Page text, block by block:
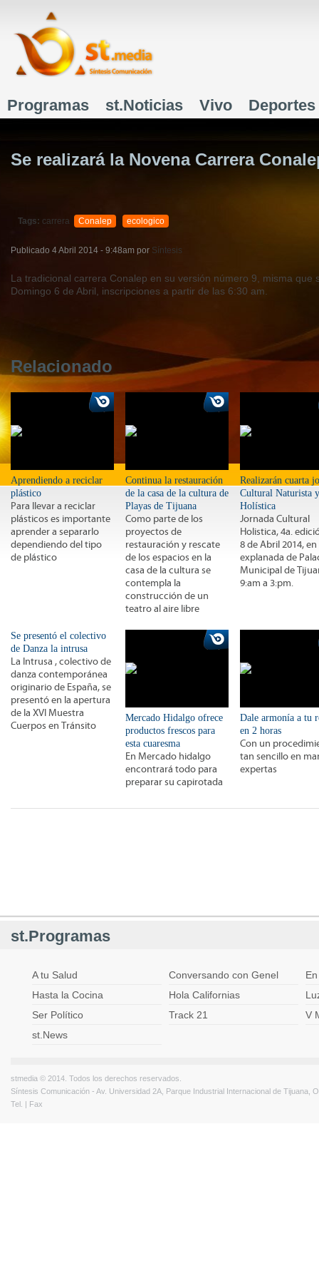
Menú principal
Programas st.Noticias Vivo Deportes
Se realizará la Novena Carrera
Tags: carrera Conalep ecologico
Publicado 4 Abril 2014 - 9:48am por Síntesis
La tradicional carrera Conalep en su versión número 9, misma que
Domingo 6 de Abril, inscripciones a partir de las 6:30 am.
Relacionado
Aprendiendo a reciclar
plástico
Para llevar a reciclar
plásticos es importante
aprender a separarlo
dependiendo del tipo
de plástico
Continua la restauración
de la casa de la cultura de
Playas de Tijuana
Como parte de los
proyectos de
restauración y rescate
de los espacios en la
casa de la cultura se
contempla la
construcción de un
teatro al aire libre
Realizarán cuarta
Cultural Naturista y
Holística
Jornada Cultural
Holistica, 4a.
8 de Abril 2014, en
explanada de
Municipal de
9:am a 3:pm.
Se presentó el colectivo
de Danza la intrusa
La Intrusa , colectivo de
danza contemporánea
originario de España, se
presentó en la apertura
de la XVI Muestra
Cuerpos en Tránsito
Mercado Hidalgo ofrece
productos frescos para
esta cuaresma
En Mercado hidalgo
encontrará todo para
preparar su capirotada
Dale armonía a tu
en 2 horas
Con un
tan sencillo en
expertas
st.Programas
A tu Salud Conversando con Genel
Hasta la Cocina
Hola Californias
Ser Político
Track 21
V
st.News
stmedia © 2014. Todos los derechos reservados.
Síntesis Comunicación - Av. Universidad 2A, Parque Industrial Internacional de Tijuana,
Tel. | Fax